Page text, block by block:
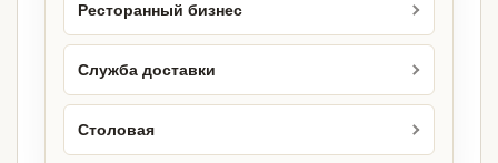
Ресторанный бизнес
Служба доставки
Столовая